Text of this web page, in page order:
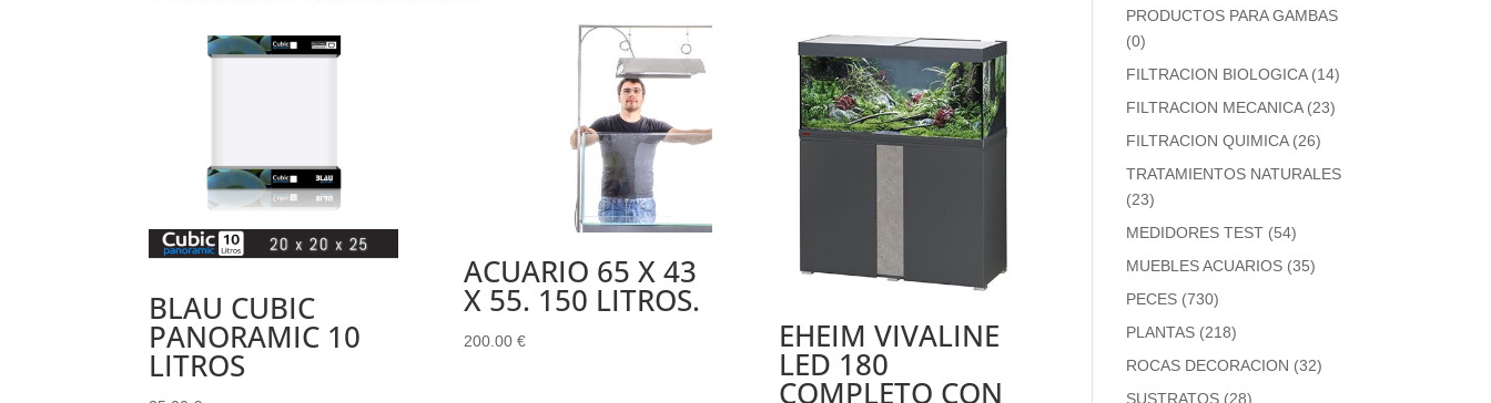
BLAU CUBIC
PANORAMIC 10
LITROS
ACUARIO 65 X 43
X 55. 150 LITROS.
200.00 € EHEIM VIVALINE
LED 180
COMPLETO CON
PRODUCTOS PARA GAMBAS
(0)
FILTRACION BIOLOGICA (14)
FILTRACION MECANICA (23)
FILTRACION QUIMICA (26)
TRATAMIENTOS NATURALES
(23)
MEDIDORES TEST (54)
MUEBLES ACUARIOS (35)
PECES (730)
PLANTAS (218)
ROCAS DECORACION (32)
SUSTRATOS (28)